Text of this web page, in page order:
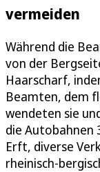
vermeiden
Während die
von der
Haarscharf,
Beamten, dem
wendeten sie
die Autobahnen
Erft, diverse
rheinisch-